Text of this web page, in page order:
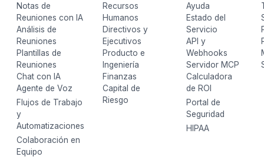
Notas de
Reuniones con IA
Análisis de
Reuniones
Plantillas de
Reuniones
Chat con IA
Agente de Voz
Flujos de Trabajo
y
Automatizaciones
Colaboración en
Equipo
Recursos
Humanos
Directivos y
Ejecutivos
Producto e
Ingeniería
Finanzas
Capital de
Riesgo
Ayuda
Estado del
Servicio
API y
Webhooks
Servidor MCP
Calculadora
de ROI
Portal de
Seguridad
HIPAA